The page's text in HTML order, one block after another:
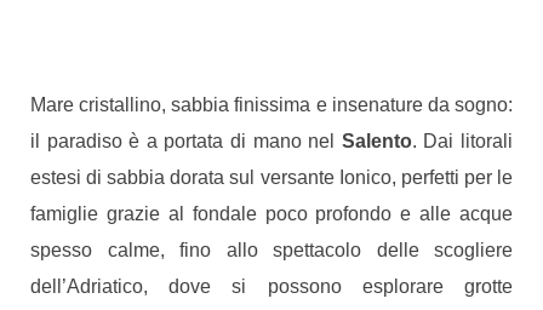
Mare cristallino, sabbia finissima e insenature da sogno:
il paradiso è a portata di mano nel Salento. Dai litorali
estesi di sabbia dorata sul versante Ionico, perfetti per le
famiglie grazie al fondale poco profondo e alle acque
spesso calme, fino allo spettacolo delle scogliere
dell’Adriatico, dove si possono esplorare grotte